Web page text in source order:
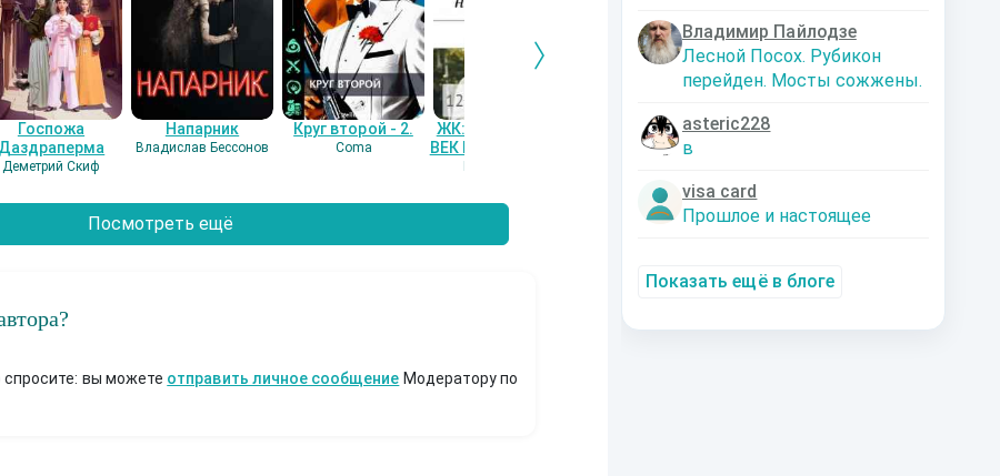
Владимир Пайлодзе
Лесной Посох. Рубикон
перейден. Мосты сожжены.
asteric228
в
visa card
Прошлое и настоящее
Показать ещё в блоге
Госпожа
Даздраперма
Деметрий Скиф
Напарник
Владислав Бессонов
Круг второй - 2.
Coma
ЖК: СЕРЕБРЯНЫЙ
ВЕК НАШЕЙ ЛЮБВИ
Гость-121359
Дальняя
экспедиция
Александрович
Кто я? Или как
Посмотреть ещё
спросите: вы можете отправить личное сообщение Модератору по